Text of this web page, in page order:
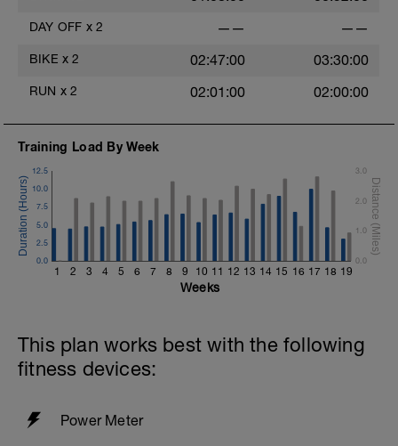
DAY OFF x 2 —— ——
BIKE x 2 02:47:00 03:30:00
RUN x 2 02:01:00 02:00:00
Training Load By Week
1 2 3 4 5 6 7 8 9 10 11 12 13 14 15 16 17 18 19
0.0
2.5
5.0
7.5
10.0
12.5
0.0
1.0
2.0
3.0
Weeks
This plan works best with the following
fitness devices:
Power Meter